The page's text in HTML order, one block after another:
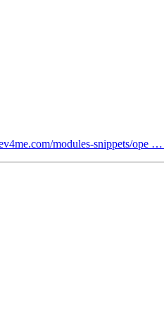
modules-snippets/ope